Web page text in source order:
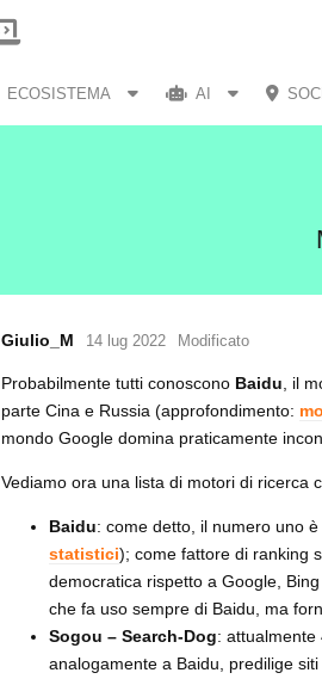
ECOSISTEMA AI
Giulio_M 14 lug 2022 Modificato
Probabilmente tutti conoscono Baidu , il
parte Cina e Russia (approfondimento:
mondo Google domina praticamente
Vediamo ora una lista di motori di ricerca
Baidu: come detto, il numero uno
statistici); come fattore di ranking
democratica rispetto a Google,
che fa uso sempre di Baidu, ma
Sogou – Search-Dog: attualmente
analogamente a Baidu, predilige